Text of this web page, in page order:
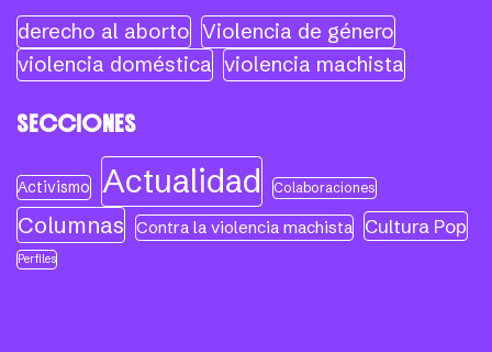
derecho al aborto Violencia de género
violencia doméstica violencia machista
SECCIONES
Activismo Actualidad Colaboraciones
Columnas Contra la violencia machista Cultura Pop
Perfiles